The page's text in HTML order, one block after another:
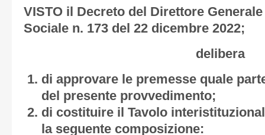
VISTO il Decreto del Direttore
Sociale n. 173 del 22 dicembre 2022;
delibera
di approvare le premesse quale
del presente provvedimento;
di costituire il Tavolo
la seguente composizione: